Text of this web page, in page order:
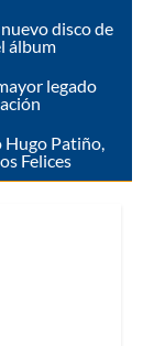
disco de
álbum
legado
Hugo Patiño,
Felices